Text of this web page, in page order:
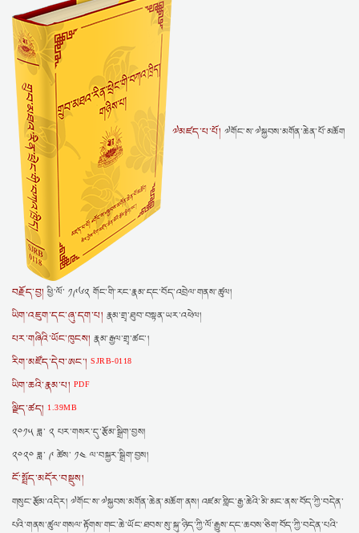
༧མཛད་པ་པོ། ༧གོང་ས་༧སྐྱབས་མགོན་ཆེན་པོ་མཆོག
བརྗོད་བྱ།ཕྱི་ལོ་ ༡༩༦༢ གོང་གི་རང་རྣམ་དང་བོད་འབྲེལ་གནས་ཚུལ།
ཡིག་འཇུག་དང་ཞུ་དག་པ། རྣམ་གྲྭ་ཐུབ་བསྟན་ཡར་འཕེལ།
པར་གཞིའི་ཡོང་ཁུངས།རྣམ་རྒྱལ་གྲྭ་ཚང་།
རིག་མཛོད་དེབ་ཨང་།SJRB-0118
ཡིག་ཆའི་རྣམ་པ། PDF
ལྗིད་ཚད། 1.39MB
༢༠༡༥ ཟླ་ ༢ པར་གསར་དུ་རྩོམ་སྒྲིག་བྱས།
༢༠༢༠ ཟླ་ ༩ ཚེས་ ༡༤ ལ་བསྐྱར་སྒྲིག་བྱས།
ངོ་སྤྲོད་མདོར་བསྡུས།
གསུང་རྩོམ་འདིར། ༧གོང་ས་༧སྐྱབས་མགོན་ཆེན་མཆོག་ནས། འཛམ་གླིང་རྒྱ་ཆེའི་མི་མང་ནས་བོད་ཀྱི་བདེན་
པའི་གནས་ཚུལ་གསལ་རྟོགས་གང་ཆེ་ཡོང་ཐབས་སུ་སྐུ་ཉིད་ཀྱི་ལོ་རྒྱུས་དང་ཆབས་ཅིག་བོད་ཀྱི་བདེན་པའི་